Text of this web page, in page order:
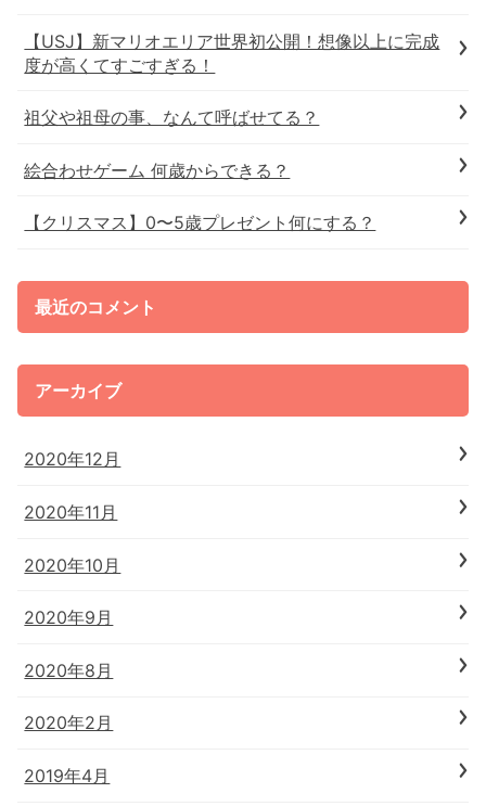
【USJ】新マリオエリア世界初公開！想像以上に完成
度が高くてすごすぎる！
祖父や祖母の事、なんて呼ばせてる？
絵合わせゲーム 何歳からできる？
【クリスマス】0〜5歳プレゼント何にする？
最近のコメント
アーカイブ
2020年12月
2020年11月
2020年10月
2020年9月
2020年8月
2020年2月
2019年4月